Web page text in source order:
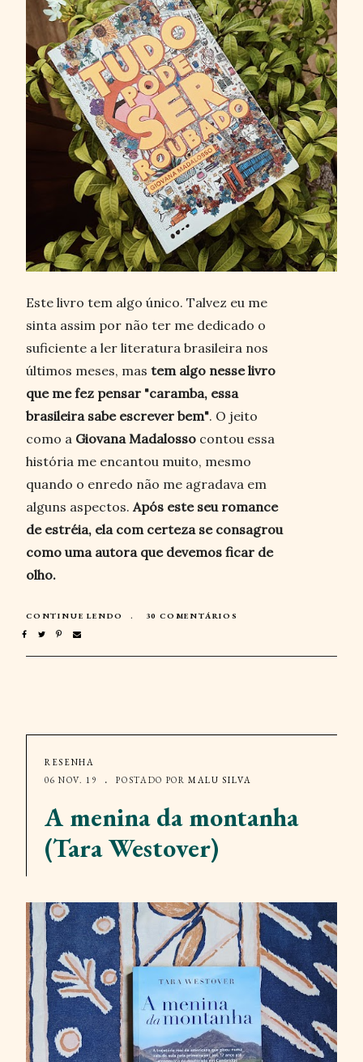
Este livro tem algo único. Talvez eu me
sinta assim por não ter me dedicado o
suficiente a ler literatura brasileira nos
últimos meses, mas tem algo nesse livro
que me fez pensar "caramba, essa
brasileira sabe escrever bem". O jeito
como a Giovana Madalosso contou essa
história me encantou muito, mesmo
quando o enredo não me agradava em
alguns aspectos. Após este seu romance
de estréia, ela com certeza se consagrou
como uma autora que devemos ficar de
olho.
CONTINUE LENDO 30 COMENTÁRIOS
RESENHA
06 NOV. 19
POSTADO PORMALU SILVA
A menina da montanha
(Tara Westover)